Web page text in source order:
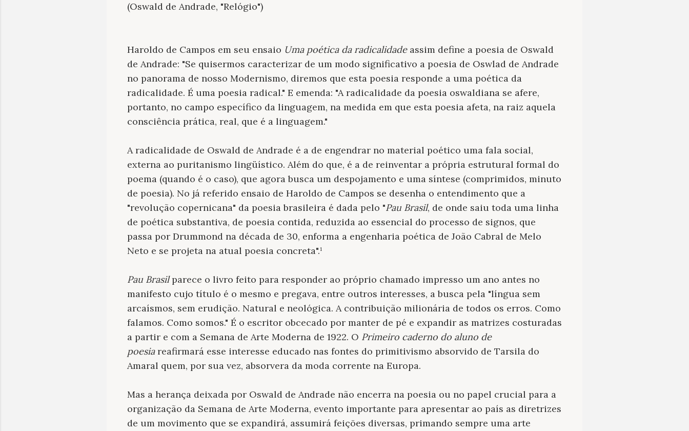
(Oswald de Andrade, "Relógio")
Haroldo de Campos em seu ensaio Uma poética da radicalidadeassim define a poesia de Oswald
de Andrade: "Se quisermos caracterizar de um modo significativo a poesia de Oswlad de Andrade
no panorama de nosso Modernismo, diremos que esta poesia responde a uma poética da
radicalidade. É uma poesia radical." E emenda: "A radicalidade da poesia oswaldiana se afere,
portanto, no campo específico da linguagem, na medida em que esta poesia afeta, na raiz aquela
consciência prática, real, que é a linguagem."
A radicalidade de Oswald de Andrade é a de engendrar no material poético uma fala social,
externa ao puritanismo lingüístico. Além do que, é a de reinventar a própria estrutural formal do
poema (quando é o caso), que agora busca um despojamento e uma síntese (comprimidos, minuto
de poesia). No já referido ensaio de Haroldo de Campos se desenha o entendimento que a
"revolução copernicana" da poesia brasileira é dada pelo "Pau Brasil, de onde saiu toda uma linha
de poética substantiva, de poesia contida, reduzida ao essencial do processo de signos, que
passa por Drummond na década de 30, enforma a engenharia poética de João Cabral de Melo
Neto e se projeta na atual poesia concreta".¹
Pau Brasilparece o livro feito para responder ao próprio chamado impresso um ano antes no
manifesto cujo título é o mesmo e pregava, entre outros interesses, a busca pela "língua sem
arcaísmos, sem erudição. Natural e neológica. A contribuição milionária de todos os erros. Como
falamos. Como somos." É o escritor obcecado por manter de pé e expandir as matrizes costuradas
a partir e com a Semana de Arte Moderna de 1922. O Primeiro caderno do aluno de
poesiareafirmará esse interesse educado nas fontes do primitivismo absorvido de Tarsila do
Amaral quem, por sua vez, absorvera da moda corrente na Europa.
Mas a herança deixada por Oswald de Andrade não encerra na poesia ou no papel crucial para a
organização da Semana de Arte Moderna, evento importante para apresentar ao país as diretrizes
de um movimento que se expandirá, assumirá feições diversas, primando sempre uma arte